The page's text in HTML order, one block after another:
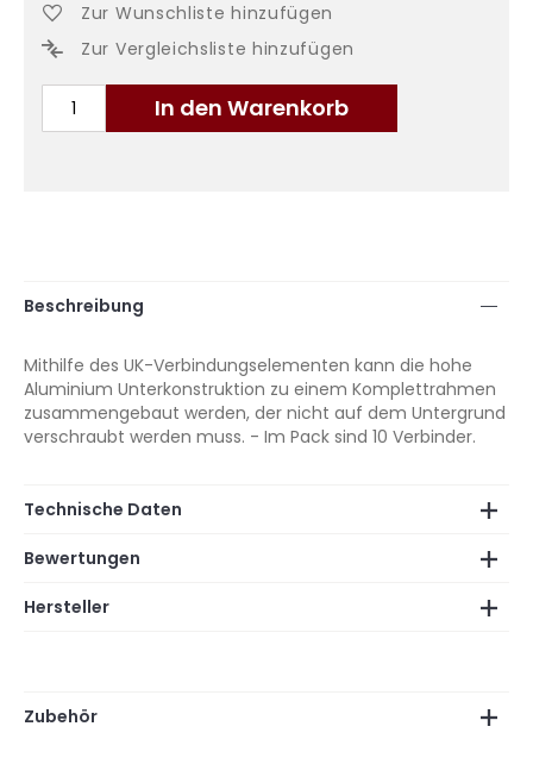
In den Warenkorb
Zur Wunschliste hinzufügen
Zur Vergleichsliste hinzufügen
Beschreibung
Mithilfe des UK-Verbindungselementen kann die hohe
Aluminium Unterkonstruktion zu einem Komplettrahmen
zusammengebaut werden, der nicht auf dem Untergrund
verschraubt werden muss. - Im Pack sind 10 Verbinder.
Technische Daten
Bewertungen
Hersteller
Zubehör